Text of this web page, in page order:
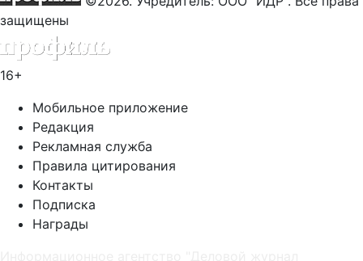
защищены
16+
Мобильное приложение
Редакция
Рекламная служба
Правила цитирования
Контакты
Подписка
Награды